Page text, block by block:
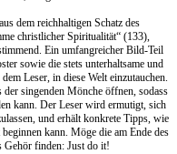
dem reichhaltigen Schatz des
christlicher Spiritualität“ (133),
Ein umfangreicher Bild-Teil
sowie die stets unterhaltsame und
Leser, in diese Welt einzutauchen.
singenden Mönche öffnen, sodass
kann. Der Leser wird ermutigt, sich
und erhält konkrete Tipps, wie
kann. Möge die am Ende des
Gehör finden: Just do it!